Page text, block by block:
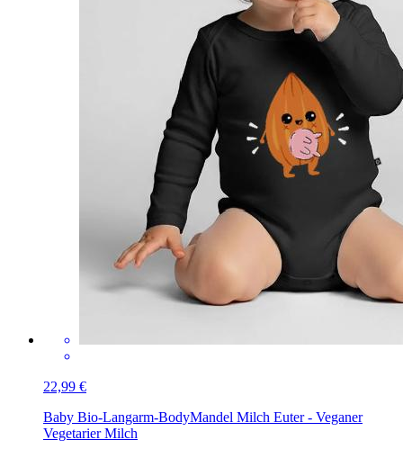
22,99 €
Baby Bio-Langarm-BodyMandel Milch Euter - Veganer
Vegetarier Milch